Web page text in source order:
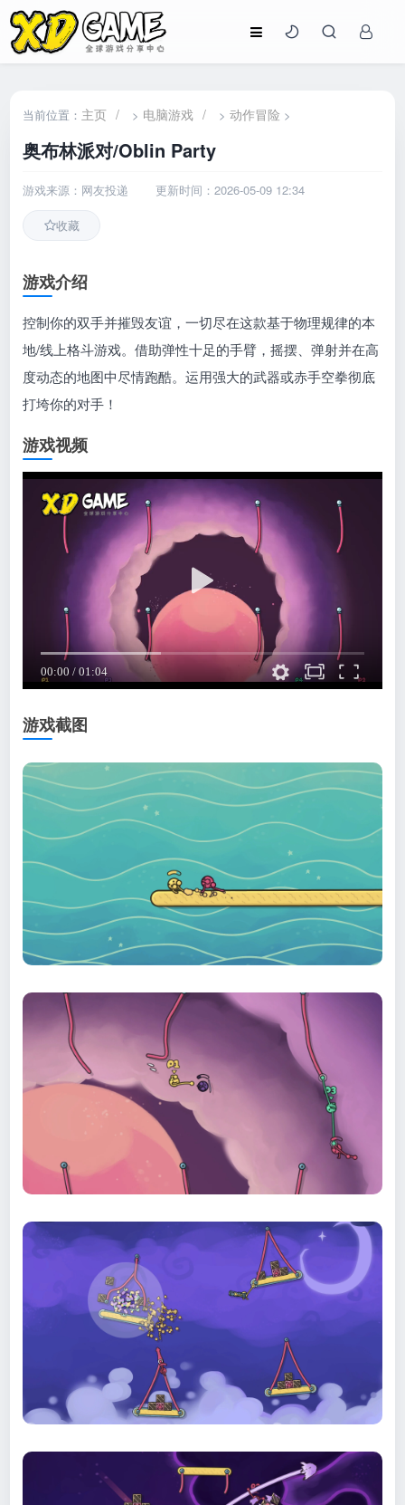
当前位置： 主页 / > 电脑游戏 / >动作冒险 >
奥布林派对/Oblin Party
游戏来源：网友投递 更新时间：2026-05-09 12:34
收藏
游戏介绍
控制你的双手并摧毁友谊，一切尽在这款基于物理规律的本
地/线上格斗游戏。借助弹性十足的手臂，摇摆、弹射并在高
度动态的地图中尽情跑酷。运用强大的武器或赤手空拳彻底
打垮你的对手！
游戏视频
游戏截图